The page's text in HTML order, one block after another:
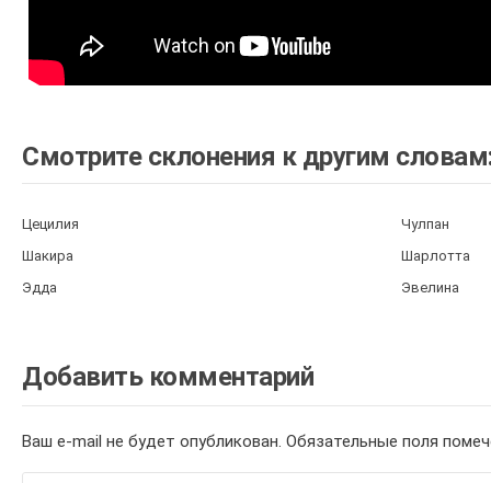
Смотрите склонения к другим
Цецилия
Чулпан
Шакира
Шарлотта
Эдда
Эвелина
Добавить комментарий
Ваш e-mail не будет опубликован. Обязательные поля